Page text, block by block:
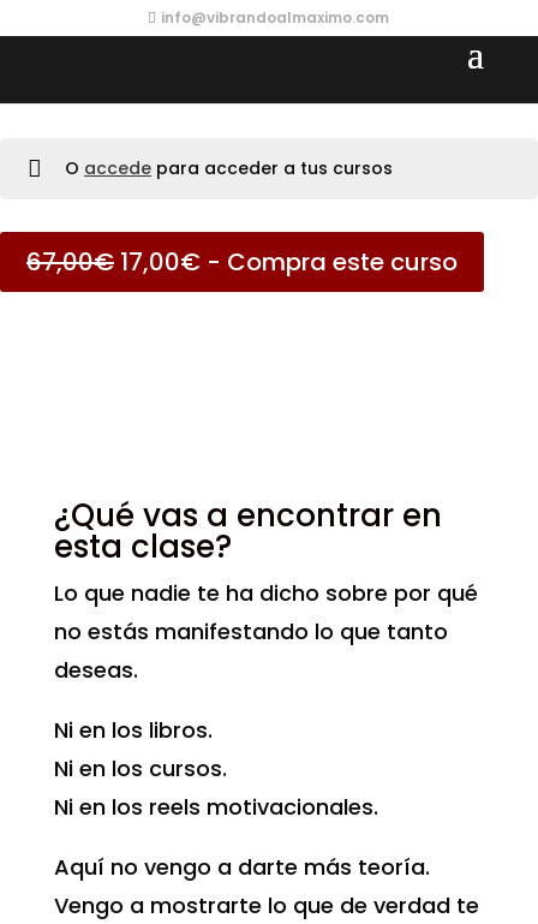
info@vibrandoalmaximo.com
O accede para acceder a tus cursos
67,00€ El
precio
17,00€El
precio
- Compra este curso
¿Qué vas a encontrar en
esta clase?
Lo que nadie te ha dicho sobre por qué
no estás manifestando lo que tanto
deseas.
Ni en los libros.
Ni en los cursos.
Ni en los reels motivacionales.
Aquí no vengo a darte más teoría.
Vengo a mostrarte lo que de verdad te